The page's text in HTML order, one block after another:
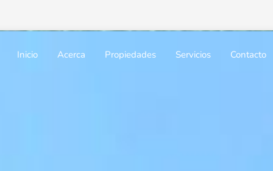
Inicio Acerca Propiedades Servicios Contacto